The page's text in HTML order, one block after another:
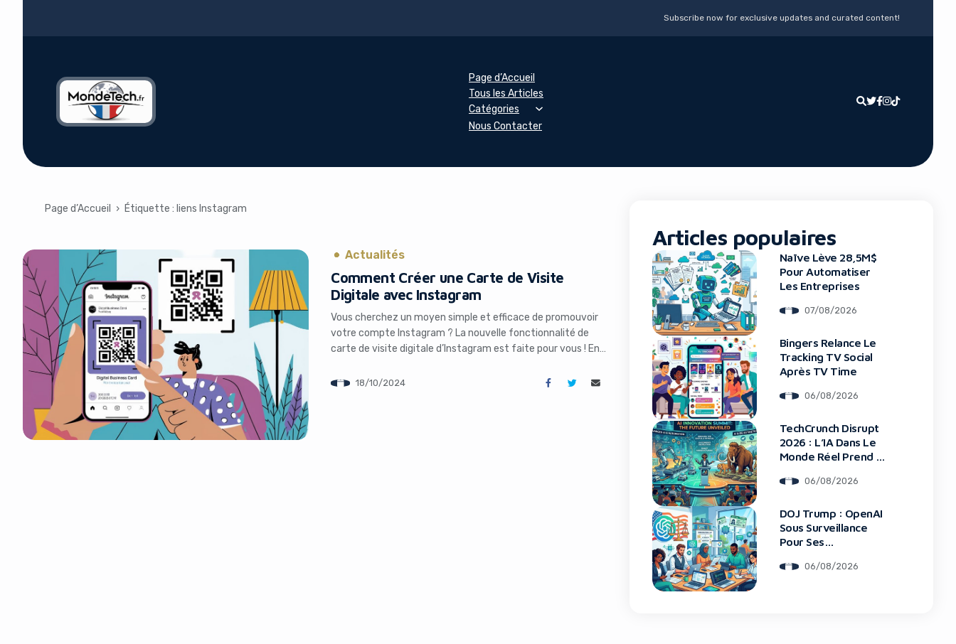
Subscribe now for exclusive updates and curated content!
Page d’Accueil
Tous les Articles
Catégories
Nous Contacter
Page d’Accueil › Étiquette : liens Instagram
Actualités
Comment Créer une Carte de Visite
Digitale avec Instagram
Vous cherchez un moyen simple et efficace de promouvoir
votre compte Instagram ? La nouvelle fonctionnalité de
carte de visite digitale d’Instagram est faite pour vous ! En
avant votre profil, votre bio et vos liens importants.
18/10/2024
Articles populaires
Naïve Lève 28,5M$
Pour Automatiser
Les Entreprises
07/08/2026
Bingers Relance Le
Tracking TV Social
Après TV Time
06/08/2026
TechCrunch Disrupt
2026 : L’IA Dans Le
Monde Réel Prend La
06/08/2026
DOJ Trump : OpenAI
Sous Surveillance
Pour Ses
06/08/2026
It looks like you're using an ad-blocker!